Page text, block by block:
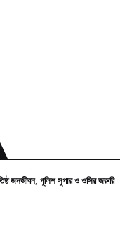
জনজীবন, পুলিশ সুপার ও ওসির জরুরি